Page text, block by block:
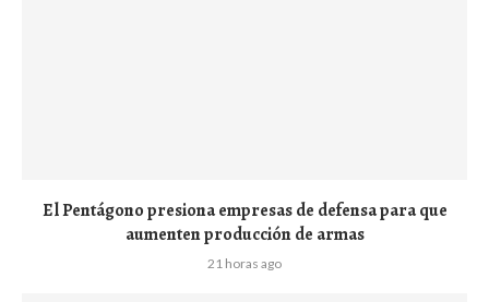
El Pentágono presiona empresas de defensa para que
aumenten producción de armas
21 horas ago